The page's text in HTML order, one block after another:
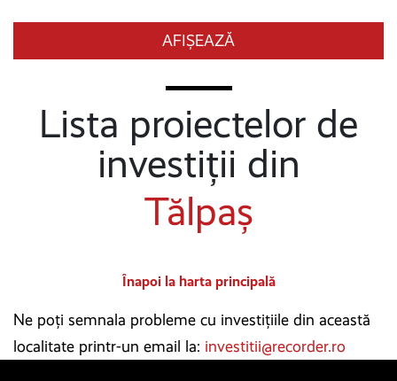
AFIȘEAZĂ
Lista proiectelor de
investiții din
Tălpaș
Înapoi la harta principală
Ne poți semnala probleme cu investițiile din această
localitate printr-un email la: investitii@recorder.ro